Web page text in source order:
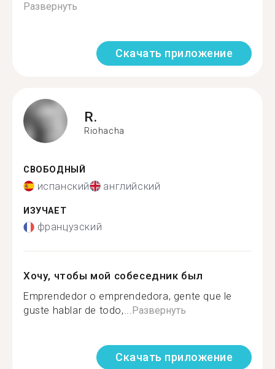
Развернуть
Скачать приложение
R.
Riohacha
СВОБОДНЫЙ
испанский английский
ИЗУЧАЕТ
французский
Хочу, чтобы мой собеседник был
Emprendedor o emprendedora, gente que le
guste hablar de todo,...Развернуть
Скачать приложение